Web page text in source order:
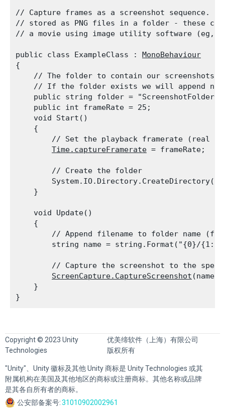
// Capture frames as a screenshot sequence.
// stored as PNG files in a folder - these can
// a movie using image utility software (eg,
public class ExampleClass : MonoBehaviour
{
    // The folder to contain our screenshots.
// If the folder exists we will append
    public string folder = "ScreenshotFolder";
    public int frameRate = 25;
    void Start()
    {
// Set the playback framerate (real
Time.captureFramerate = frameRate;
        // Create the folder
    }
    void Update()
    {
// Append filename to folder name
string name = string.Format("{0}/
// Capture the screenshot to the
ScreenCapture.CaptureScreenshot (name);
    }
Copyright © 2023 Unity
Technologies
优美缔软件（上海）有限公司
版权所有
"Unity"、Unity 徽标及其他 Unity 商标是 Unity Technologies 或其
附属机构在美国及其他地区的商标或注册商标。其他名称或品牌
是其各自所有者的商标。
公安部备案号:31010902002961